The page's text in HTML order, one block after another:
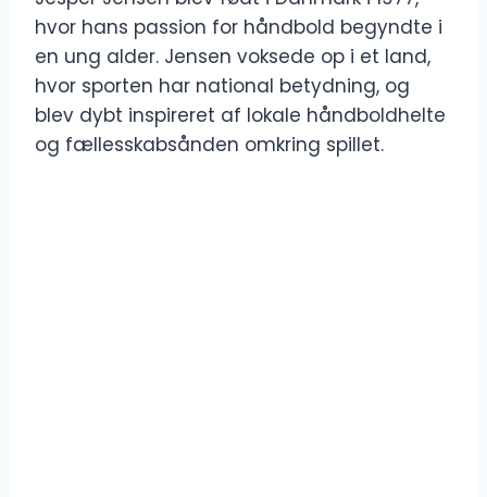
hvor hans passion for håndbold begyndte i
en ung alder. Jensen voksede op i et land,
hvor sporten har national betydning, og
blev dybt inspireret af lokale håndboldhelte
og fællesskabsånden omkring spillet.